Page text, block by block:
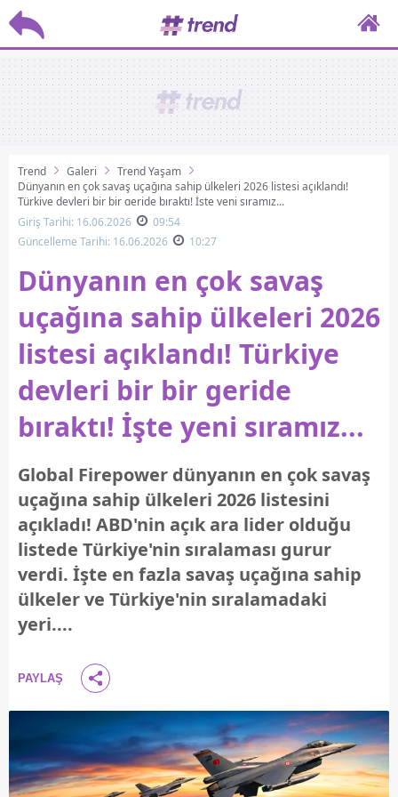
Trend Galeri
Trend Yaşam
Dünyanın en çok savaş uçağına sahip ülkeleri 2026 listesi açıklandı!
Türkiye devleri bir bir geride bıraktı! İşte yeni sıramız...
Giriş Tarihi: 16.06.2026
09:54
Güncelleme Tarihi: 16.06.2026
10:27
Dünyanın en çok savaş
uçağına sahip ülkeleri 2026
listesi açıklandı! Türkiye
devleri bir bir geride
bıraktı! İşte yeni sıramız...
Global Firepower dünyanın en çok savaş
uçağına sahip ülkeleri 2026 listesini
açıkladı! ABD'nin açık ara lider olduğu
listede Türkiye'nin sıralaması gurur
verdi. İşte en fazla savaş uçağına sahip
ülkeler ve Türkiye'nin sıralamadaki
yeri....
PAYLAŞ